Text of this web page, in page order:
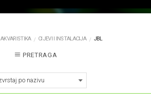
AKVARISTIKA / CIJEVI I INSTALACIJA / JBL
PRETRAGA